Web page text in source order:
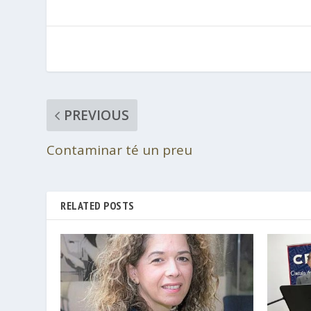
PREVIOUS
Contaminar té un preu
RELATED POSTS